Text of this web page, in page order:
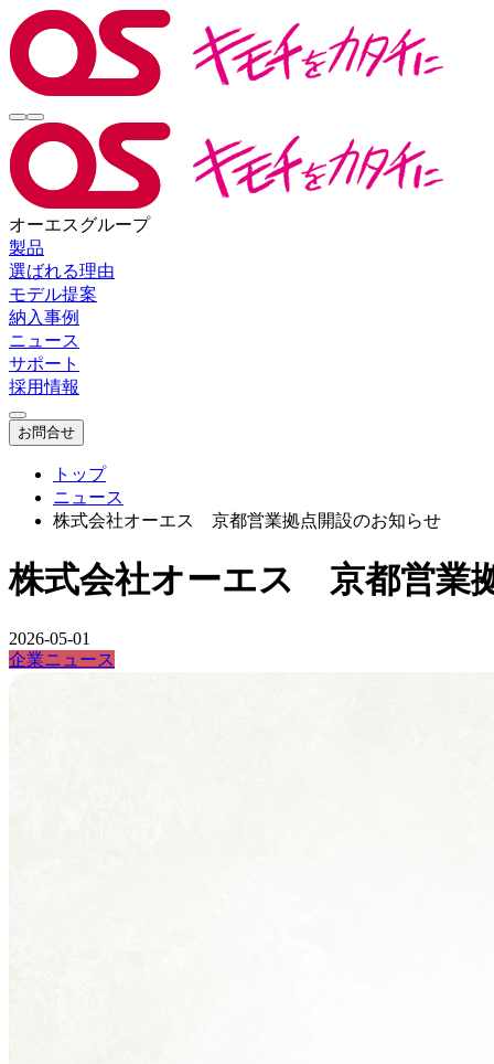
オーエスグループ
製品
選ばれる理由
モデル提案
納入事例
ニュース
サポート
採用情報
お問合せ
トップ
ニュース
株式会社オーエス 京都営業拠点開設のお知らせ
株式会社オーエス 京都営業
2026-05-01
企業ニュース